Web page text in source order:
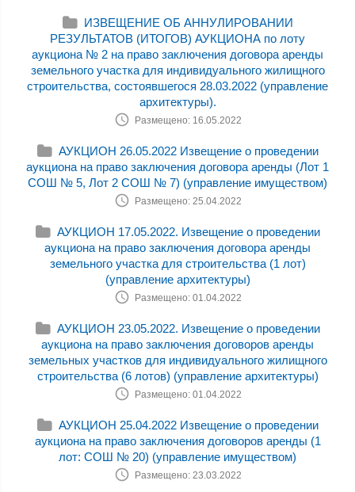
ИЗВЕЩЕНИЕ ОБ АННУЛИРОВАНИИ
РЕЗУЛЬТАТОВ (ИТОГОВ) АУКЦИОНА по лоту
аукциона № 2 на право заключения договора аренды
земельного участка для индивидуального жилищного
строительства, состоявшегося 28.03.2022 (управление
архитектуры).
Размещено: 16.05.2022
АУКЦИОН 26.05.2022 Извещение о проведении
аукциона на право заключения договора аренды (Лот 1
СОШ № 5, Лот 2 СОШ № 7) (управление имуществом)
Размещено: 25.04.2022
АУКЦИОН 17.05.2022. Извещение о проведении
аукциона на право заключения договора аренды
земельного участка для строительства (1 лот)
(управление архитектуры)
Размещено: 01.04.2022
АУКЦИОН 23.05.2022. Извещение о проведении
аукциона на право заключения договоров аренды
земельных участков для индивидуального жилищного
строительства (6 лотов) (управление архитектуры)
Размещено: 01.04.2022
АУКЦИОН 25.04.2022 Извещение о проведении
аукциона на право заключения договоров аренды (1
лот: СОШ № 20) (управление имуществом)
Размещено: 23.03.2022